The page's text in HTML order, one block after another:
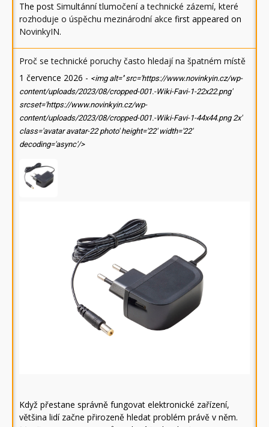
The post Simultánní tlumočení a technické zázemí, které
rozhoduje o úspěchu mezinárodní akce first appeared on
NovinkyIN.
Proč se technické poruchy často hledají na špatném místě
1 července 2026 - <img alt='' src='https://www.novinkyin.cz/wp-
content/uploads/2023/08/cropped-001.-Wiki-Favi-1-22x22.png'
srcset='https://www.novinkyin.cz/wp-
content/uploads/2023/08/cropped-001.-Wiki-Favi-1-44x44.png 2x'
class='avatar avatar-22 photo' height='22' width='22'
decoding='async'/>
Když přestane správně fungovat elektronické zařízení,
většina lidí začne přirozeně hledat problém právě v něm.